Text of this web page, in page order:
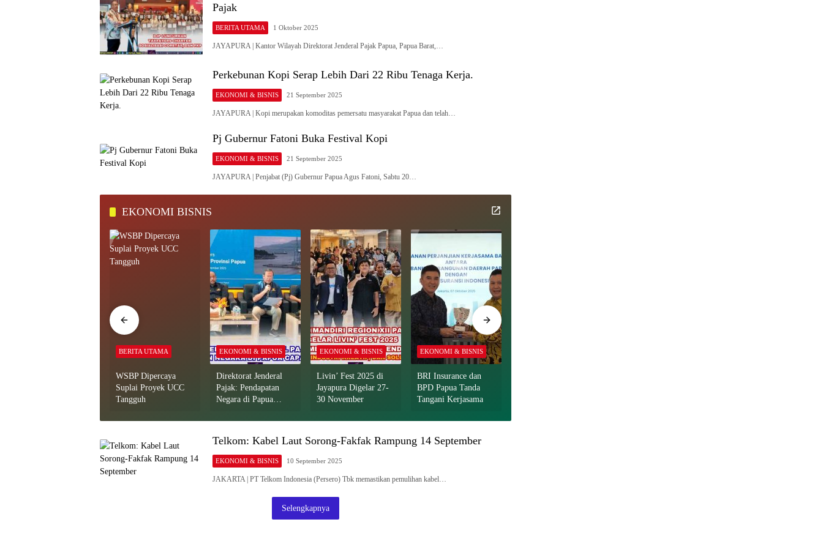
Pajak
BERITA UTAMA 1 Oktober 2025
JAYAPURA | Kantor Wilayah Direktorat Jenderal Pajak Papua, Papua Barat,…
Perkebunan Kopi Serap Lebih Dari 22 Ribu Tenaga Kerja.
EKONOMI & BISNIS 21 September 2025
JAYAPURA | Kopi merupakan komoditas pemersatu masyarakat Papua dan telah…
Pj Gubernur Fatoni Buka Festival Kopi
EKONOMI & BISNIS 21 September 2025
JAYAPURA | Penjabat (Pj) Gubernur Papua Agus Fatoni, Sabtu 20…
EKONOMI BISNIS
BERITA UTAMA
WSBP Dipercaya
Suplai Proyek UCC
Tangguh
EKONOMI & BISNIS
Direktorat Jenderal
Pajak: Pendapatan
Negara di Papua
EKONOMI & BISNIS
Livin’ Fest 2025 di
Jayapura Digelar 27-
30 November
EKONOMI & BISNIS
BRI Insurance dan
BPD Papua Tanda
Tangani Kerjasama
Telkom: Kabel Laut Sorong-Fakfak Rampung 14 September
EKONOMI & BISNIS 10 September 2025
JAKARTA | PT Telkom Indonesia (Persero) Tbk memastikan pemulihan kabel…
Selengkapnya